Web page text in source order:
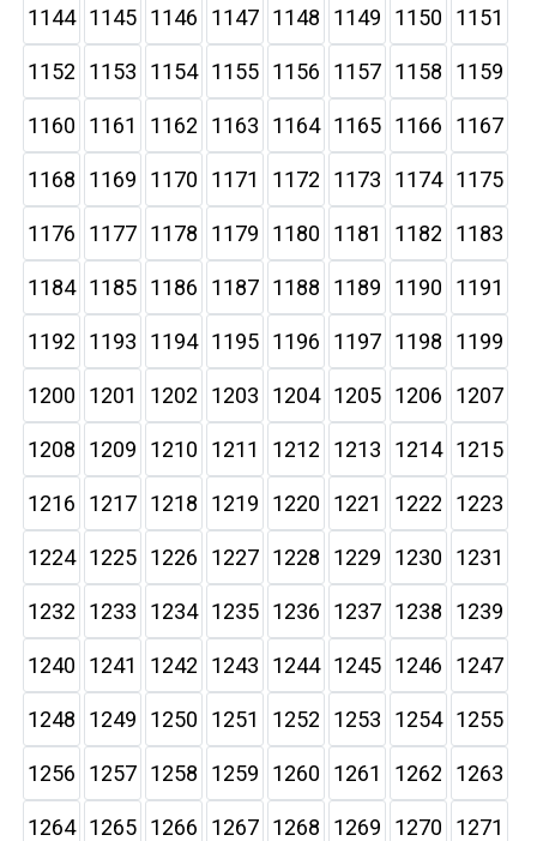
1144 1145 1146 1147 1148 1149 1150 1151
1152 1153 1154 1155 1156 1157 1158 1159
1160 1161 1162 1163 1164 1165 1166 1167
1168 1169 1170 1171 1172 1173 1174 1175
1176 1177 1178 1179 1180 1181 1182 1183
1184 1185 1186 1187 1188 1189 1190 1191
1192 1193 1194 1195 1196 1197 1198 1199
1200 1201 1202 1203 1204 1205 1206 1207
1208 1209 1210 1211 1212 1213 1214 1215
1216 1217 1218 1219 1220 1221 1222 1223
1224 1225 1226 1227 1228 1229 1230 1231
1232 1233 1234 1235 1236 1237 1238 1239
1240 1241 1242 1243 1244 1245 1246 1247
1248 1249 1250 1251 1252 1253 1254 1255
1256 1257 1258 1259 1260 1261 1262 1263
1264 1265 1266 1267 1268 1269 1270 1271